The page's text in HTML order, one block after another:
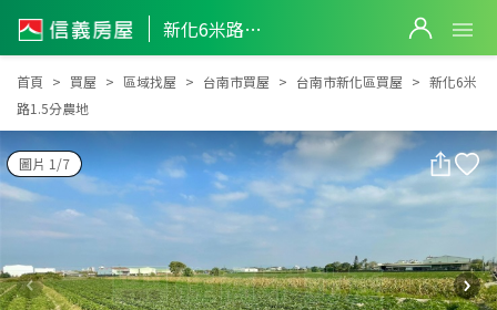
新化6米路1.5分農地
新化6米路1.5分農地
首頁 買屋 區域找屋 台南市買屋 台南市新化區買屋
新化6米
路1.5分農地
圖片 1/7